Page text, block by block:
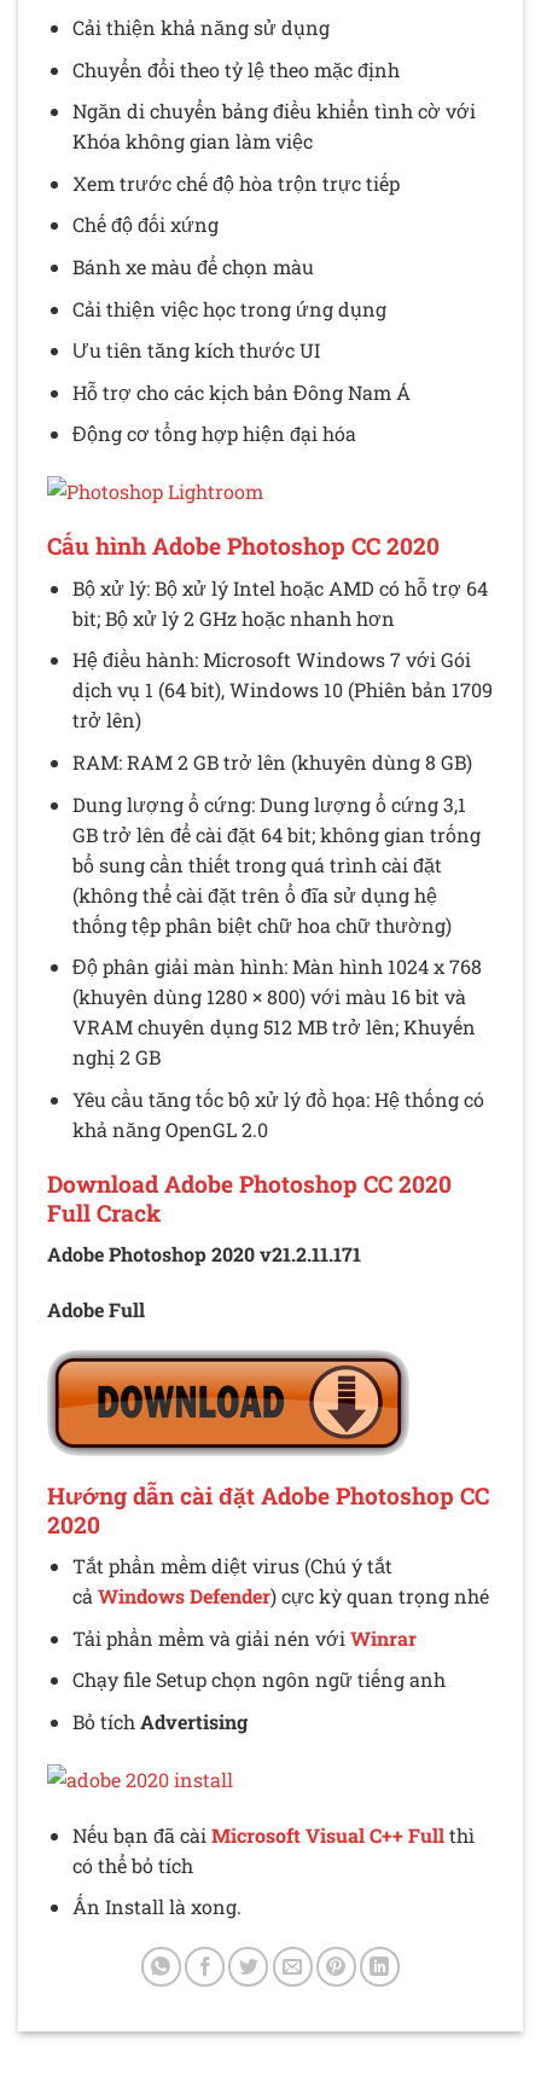
Cải thiện khả năng sử dụng
Chuyển đổi theo tỷ lệ theo mặc định
Ngăn di chuyển bảng điều khiển tình cờ với
Khóa không gian làm việc
Xem trước chế độ hòa trộn trực tiếp
Chế độ đối xứng
Bánh xe màu để chọn màu
Cải thiện việc học trong ứng dụng
Ưu tiên tăng kích thước UI
Hỗ trợ cho các kịch bản Đông Nam Á
Động cơ tổng hợp hiện đại hóa
Cấu hình Adobe Photoshop CC 2020
Bộ xử lý: Bộ xử lý Intel hoặc AMD có hỗ trợ 64
bit; Bộ xử lý 2 GHz hoặc nhanh hơn
Hệ điều hành: Microsoft Windows 7 với Gói
dịch vụ 1 (64 bit), Windows 10 (Phiên bản 1709
trở lên)
RAM: RAM 2 GB trở lên (khuyên dùng 8 GB)
Dung lượng ổ cứng: Dung lượng ổ cứng 3,1
GB trở lên để cài đặt 64 bit; không gian trống
bổ sung cần thiết trong quá trình cài đặt
(không thể cài đặt trên ổ đĩa sử dụng hệ
thống tệp phân biệt chữ hoa chữ thường)
Độ phân giải màn hình: Màn hình 1024 x 768
(khuyên dùng 1280 × 800) với màu 16 bit và
VRAM chuyên dụng 512 MB trở lên; Khuyến
nghị 2 GB
Yêu cầu tăng tốc bộ xử lý đồ họa: Hệ thống có
khả năng OpenGL 2.0
Download Adobe Photoshop CC 2020
Full Crack
Adobe Photoshop 2020 v21.2.11.171
Adobe Full
Hướng dẫn cài đặt Adobe Photoshop CC
2020
Tắt phần mềm diệt virus (Chú ý tắt
cả Windows Defender) cực kỳ quan trọng nhé
Tải phần mềm và giải nén với Winrar
Chạy file Setup chọn ngôn ngữ tiếng anh
Bỏ tích Advertising
Nếu bạn đã cài Microsoft Visual C++ Fullthì
có thể bỏ tích
Ấn Install là xong.